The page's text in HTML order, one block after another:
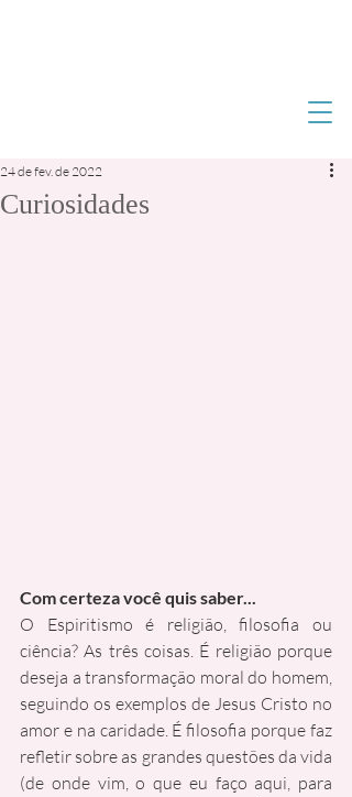
Curiosidades
24 de fev. de 2022
Com certeza você quis saber...
O Espiritismo é religião, filosofia ou
ciência? As três coisas. É religião porque
deseja a transformação moral do homem,
seguindo os exemplos de Jesus Cristo no
amor e na caridade. É filosofia porque faz
refletir sobre as grandes questões da vida
(de onde vim, o que eu faço aqui, para